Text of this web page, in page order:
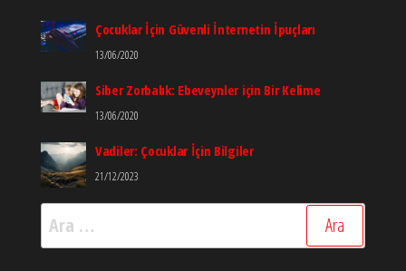
Çocuklar İçin Güvenli İnternetin İpuçları
13/06/2020
Siber Zorbalık: Ebeveynler için Bir Kelime
13/06/2020
Vadiler: Çocuklar İçin Bilgiler
21/12/2023
Arama: